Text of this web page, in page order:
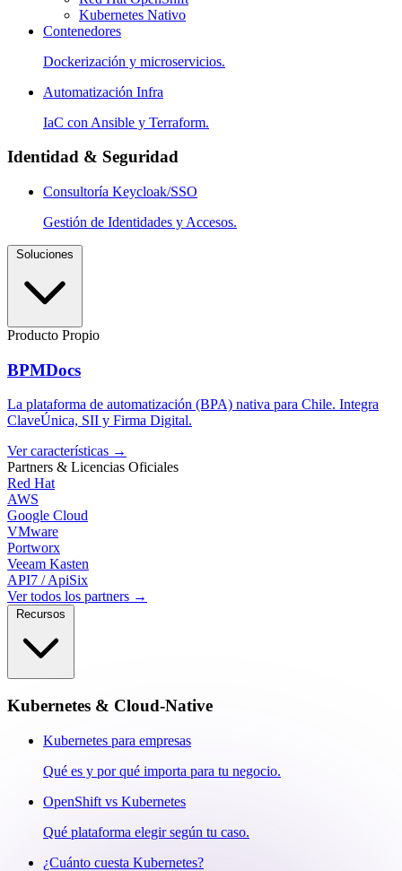
Kubernetes Nativo
Contenedores
Dockerización y microservicios.
Automatización Infra
IaC con Ansible y Terraform.
Identidad & Seguridad
Consultoría Keycloak/SSO
Gestión de Identidades y Accesos.
Producto Propio
BPMDocs
La plataforma de automatización (BPA) nativa para Chile. Integra
ClaveÚnica, SII y Firma Digital.
Ver características →
Partners & Licencias Oficiales
Red Hat
AWS
Google Cloud
VMware
Portworx
Veeam Kasten
API7 / ApiSix
Ver todos los partners →
Kubernetes & Cloud-Native
Kubernetes para empresas
Qué es y por qué importa para tu negocio.
OpenShift vs Kubernetes
Qué plataforma elegir según tu caso.
¿Cuánto cuesta Kubernetes?